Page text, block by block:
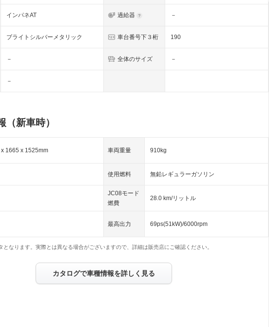
インパネAT 過給器 －
ブライトシルバーメタリック 車台番号下３桁 190
－ 全体のサイズ －
－
（新車時）
1665 x 1525mm 車両重量 910kg
使用燃料 無鉛レギュラーガソリン
JC08モード
燃費
28.0 km/リットル
最高出力 69ps(51kW)/6000rpm
なります。実際とは異なる場合がございますので、詳細は販売店にご確認ください。
カタログで車種情報を詳しく見る